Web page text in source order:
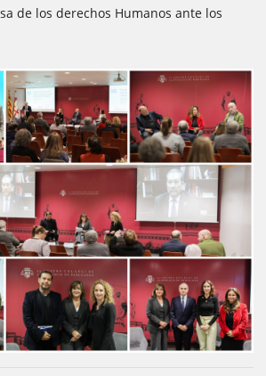
de los derechos Humanos ante los